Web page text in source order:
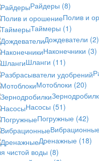
Райдеры (8)
Полив и
Таймеры (1)
Дождеватели (2)
Наконечники (3)
Шланги (11)
Мотоблоки (20)
Насосы (51)
Погружные (42)
Вибрационные
Дренажные (18)
чистой воды (8)